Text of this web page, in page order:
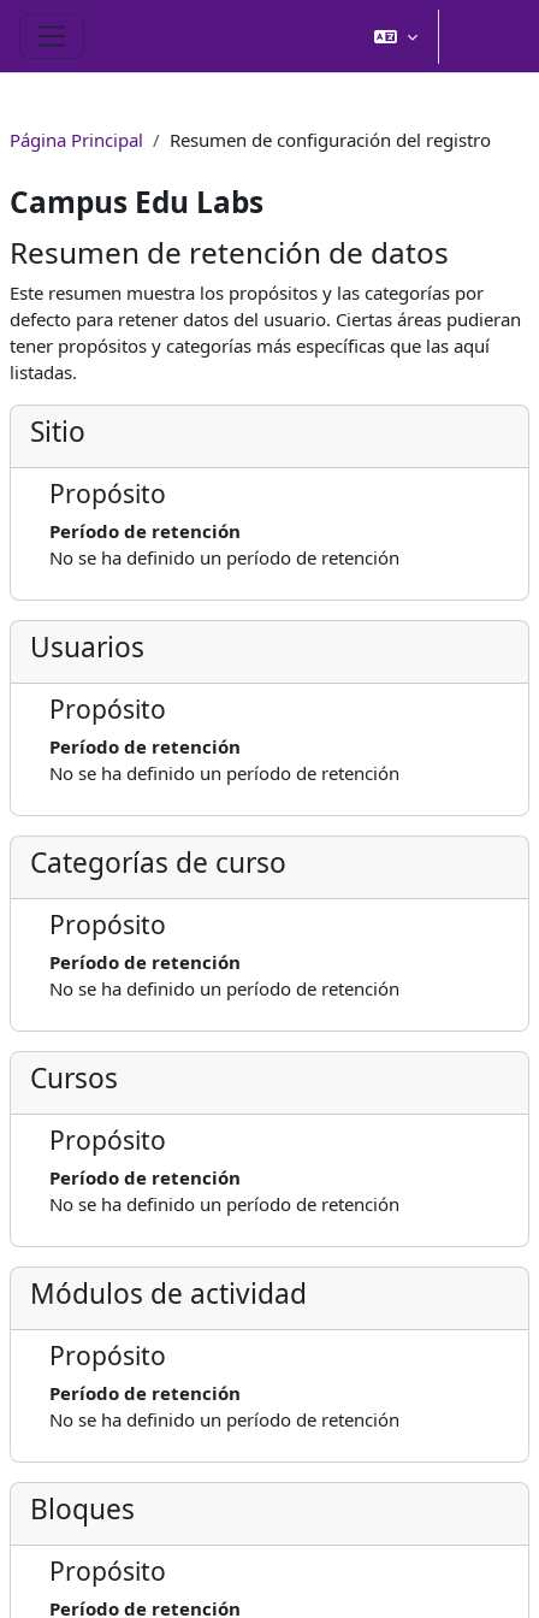
Página Principal Resumen de configuración del registro
Campus Edu Labs
Resumen de retención de datos
Este resumen muestra los propósitos y las categorías por
defecto para retener datos del usuario. Ciertas áreas pudieran
tener propósitos y categorías más específicas que las aquí
listadas.
Sitio
Propósito
Período de retención
No se ha definido un período de retención
Usuarios
Propósito
Período de retención
No se ha definido un período de retención
Categorías de curso
Propósito
Período de retención
No se ha definido un período de retención
Cursos
Propósito
Período de retención
No se ha definido un período de retención
Módulos de actividad
Propósito
Período de retención
No se ha definido un período de retención
Bloques
Propósito
Período de retención